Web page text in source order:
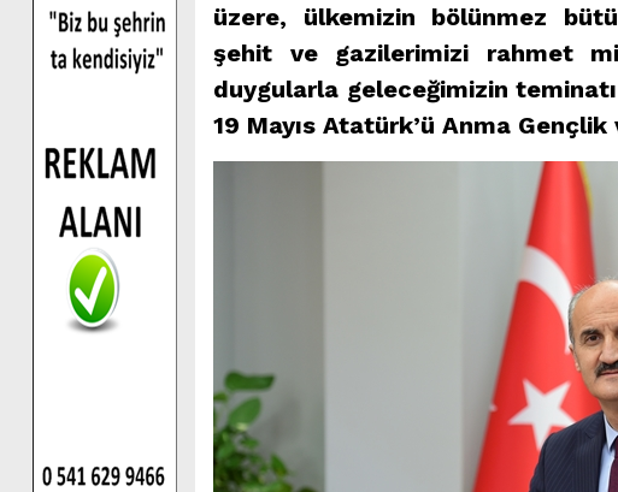
üzere, ülkemizin bölünmez
şehit ve gazilerimizi rahmet
duygularla geleceğimizin
19 Mayıs Atatürk’ü Anma